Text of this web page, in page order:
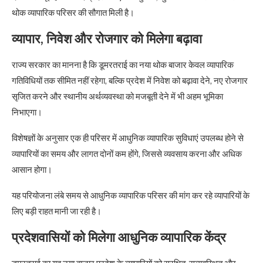
थोक व्यापारिक परिसर की सौगात मिली है।
व्यापार, निवेश और रोजगार को मिलेगा बढ़ावा
राज्य सरकार का मानना है कि डूमरतराई का नया थोक बाजार केवल व्यापारिक
गतिविधियों तक सीमित नहीं रहेगा, बल्कि प्रदेश में निवेश को बढ़ावा देने, नए रोजगार
सृजित करने और स्थानीय अर्थव्यवस्था को मजबूती देने में भी अहम भूमिका
निभाएगा।
विशेषज्ञों के अनुसार एक ही परिसर में आधुनिक व्यापारिक सुविधाएं उपलब्ध होने से
व्यापारियों का समय और लागत दोनों कम होंगे, जिससे व्यवसाय करना और अधिक
आसान होगा।
यह परियोजना लंबे समय से आधुनिक व्यापारिक परिसर की मांग कर रहे व्यापारियों के
लिए बड़ी राहत मानी जा रही है।
प्रदेशवासियों को मिलेगा आधुनिक व्यापारिक केंद्र